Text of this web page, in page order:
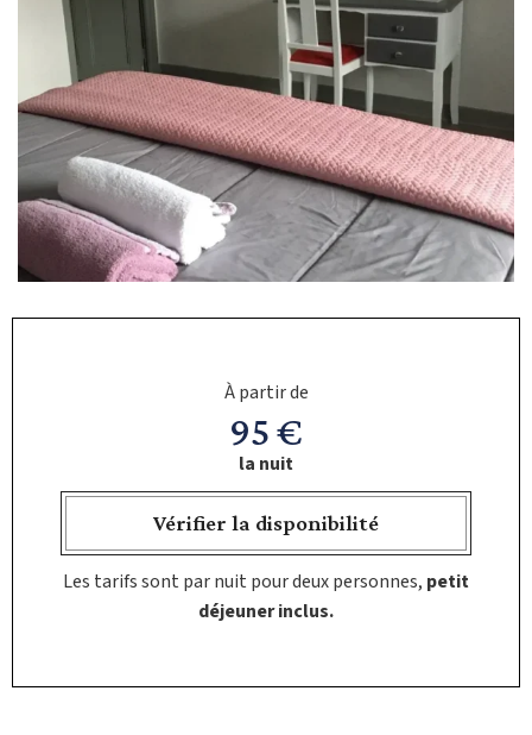
À partir de
95 €
la nuit
Vérifier la disponibilité
Les tarifs sont par nuit pour deux personnes, petit
déjeuner inclus.